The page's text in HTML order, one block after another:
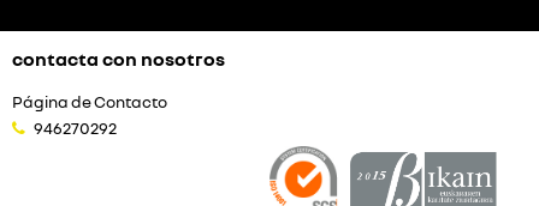
contacta con nosotros
Página de Contacto
946270292